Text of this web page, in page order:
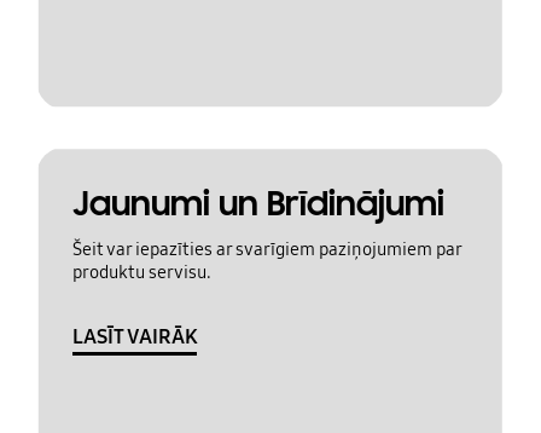
Jaunumi un Brīdinājumi
Šeit var iepazīties ar svarīgiem paziņojumiem par
produktu servisu.
LASĪT VAIRĀK